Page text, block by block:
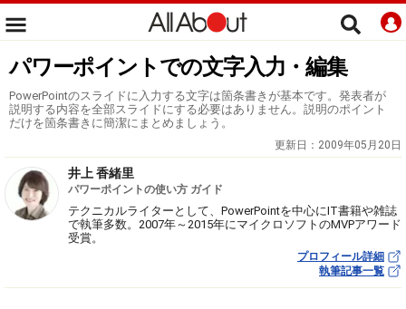
パワーポイントでの文字入力・編集
PowerPointのスライドに入力する文字は箇条書きが基本です。発表者が
説明する内容を全部スライドにする必要はありません。説明のポイント
だけを箇条書きに簡潔にまとめましょう。
更新日： 2009年05月20日
井上 香緒里
パワーポイントの使い方 ガイド
テクニカルライターとして、PowerPointを中心にIT書籍や雑誌
で執筆多数。2007年～2015年にマイクロソフトのMVPアワード
受賞。
プロフィール詳細
執筆記事一覧